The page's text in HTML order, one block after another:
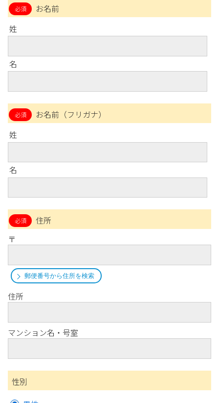
お名前
姓
名
お名前（フリガナ）
姓
名
住所
〒
郵便番号から住所を検索
住所
マンション名・号室
性別